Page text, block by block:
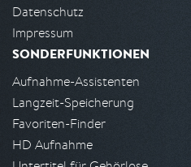
Datenschutz
Impressum
SONDERFUNKTIONEN
Aufnahme-Assistenten
Langzeit-Speicherung
Favoriten-Finder
HD Aufnahme